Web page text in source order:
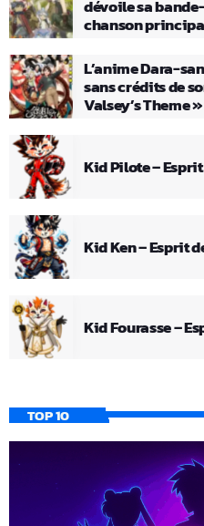
dévoile sa
chanson
L’anime Dara-
sans crédits de
Valsey’s Theme »
Kid Pilote –
Kid Ken – Esprit
Kid Fourasse –
TOP 10